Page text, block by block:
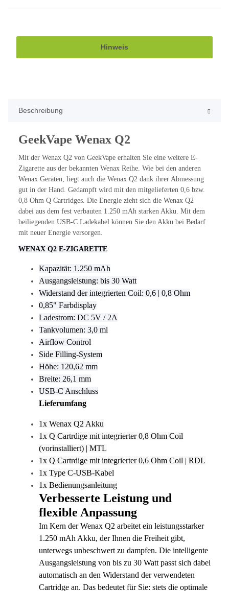
Hinweis
Beschreibung
GeekVape Wenax Q2
Mit der Wenax Q2 von GeekVape erhalten Sie eine weitere E-
Zigarette aus der bekannten Wenax Reihe. Wie bei den anderen
Wenax Geräten, liegt auch die Wenax Q2 dank ihrer Abmessung
gut in der Hand. Gedampft wird mit den mitgelieferten 0,6 bzw.
0,8 Ohm Q Cartridges. Die Energie zieht sich die Wenax Q2
dabei aus dem fest verbauten 1.250 mAh starken Akku. Mit dem
beiliegenden USB-C Ladekabel können Sie den Akku bei Bedarf
mit neuer Energie versorgen.
WENAX Q2 E-ZIGARETTE
Kapazität: 1.250 mAh
Ausgangsleistung: bis 30 Watt
Widerstand der integrierten Coil: 0,6 | 0,8 Ohm
0,85" Farbdisplay
Ladestrom: DC 5V / 2A
Tankvolumen: 3,0 ml
Airflow Control
Side Filling-System
Höhe: 120,62 mm
Breite: 26,1 mm
USB-C Anschluss
Lieferumfang
1x Wenax Q2 Akku
1x Q Cartrdige mit integrierter 0,8 Ohm Coil
(vorinstalliert) | MTL
1x Q Cartrdige mit integrierter 0,6 Ohm Coil | RDL
1x Type C-USB-Kabel
1x Bedienungsanleitung
Verbesserte Leistung und
flexible Anpassung
Im Kern der Wenax Q2 arbeitet ein leistungsstarker
1.250 mAh Akku, der Ihnen die Freiheit gibt,
unterwegs unbeschwert zu dampfen. Die intelligente
Ausgangsleistung von bis zu 30 Watt passt sich dabei
automatisch an den Widerstand der verwendeten
Cartridge an. Das bedeutet für Sie: stets die optimale